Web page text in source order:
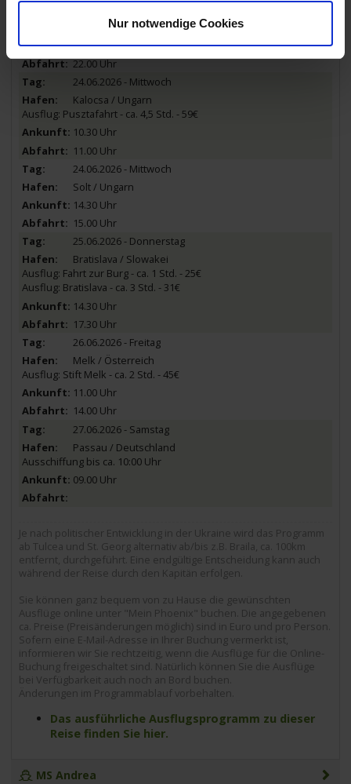
Nur notwendige Cookies
20.30 Uhr
22.00 Uhr
24.06.2026 - Mittwoch
Kalocsa / Ungarn
Ausflug: Pusztafahrt - ca. 4,5 Std. - 59€
10.30 Uhr
11.00 Uhr
24.06.2026 - Mittwoch
Solt / Ungarn
14.30 Uhr
15.00 Uhr
25.06.2026 - Donnerstag
Bratislava / Slowakei
Ausflug: Fahrt zur Burg - ca. 1 Std. - 25€
Ausflug: Bratislava - ca. 3 Std. - 31€
14.30 Uhr
17.30 Uhr
26.06.2026 - Freitag
Melk / Österreich
Ausflug: Stift Melk - ca. 2 Std. - 45€
11.00 Uhr
14.00 Uhr
27.06.2026 - Samstag
Passau / Deutschland
Ausschiffung bis ca. 10:00 Uhr
09.00 Uhr
Je nach politischer Entwicklung in der Ukraine wird das Programm
ab Tulcea und St. Georg alternativ ab/bis z.B. Braila, ca. 100km
entfernt, durchgeführt. Eine endgültige Entscheidung kann auch
während der Reise durch den Kapitän erfolgen.
Sie können ganz bequem von zu Hause die gewünschten
Ausflüge online unter "Mein Phoenix" buchen. Die angegebenen
ca. Preise (Preisänderungen möglich) sind in Euro und pro Person.
Sofern eine E-Mail-Adresse in Ihrer Buchung vermerkt ist,
informieren wir Sie rechtzeitig, wenn die Ausflüge für die Online-
Buchung freigeschaltet sind. Natürlich können Sie die Ausflüge
bei Verfügbarkeit auch noch an Bord buchen.
Änderungen im Programmablauf vorbehalten.
Das ausführliche Ausflugsprogramm zu dieser
Reise finden Sie hier.
MS Andrea